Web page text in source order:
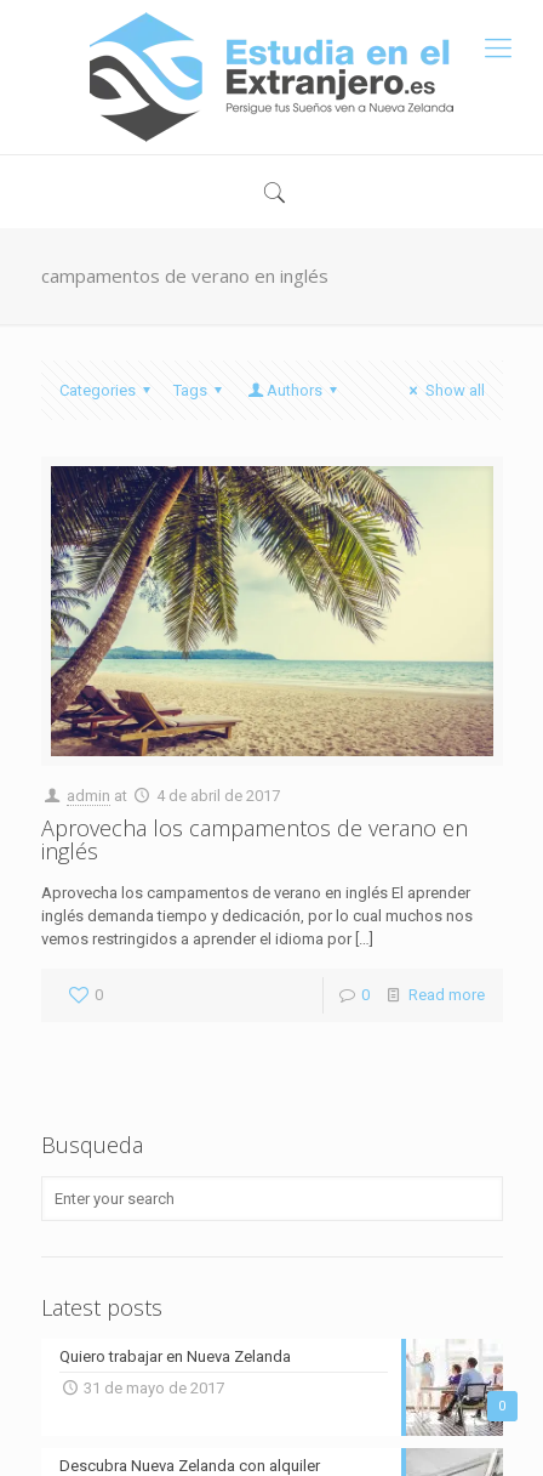
campamentos de verano en inglés
Categories Tags Authors Show all
admin at 4 de abril de 2017
Aprovecha los campamentos de verano en
inglés
Aprovecha los campamentos de verano en inglés El aprender
inglés demanda tiempo y dedicación, por lo cual muchos nos
vemos restringidos a aprender el idioma por[…]
0 0 Read more
Busqueda
Latest posts
0
Quiero trabajar en Nueva Zelanda
31 de mayo de 2017
Descubra Nueva Zelanda con alquiler